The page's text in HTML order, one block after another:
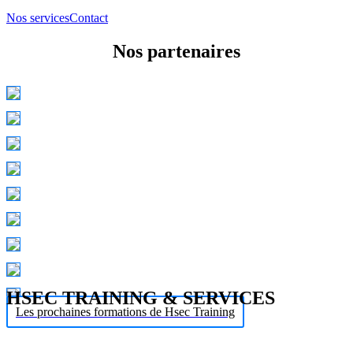
Nos servicesContact
Nos partenaires
Les prochaines formations de Hsec Training
HSEC TRAINING & SERVICES